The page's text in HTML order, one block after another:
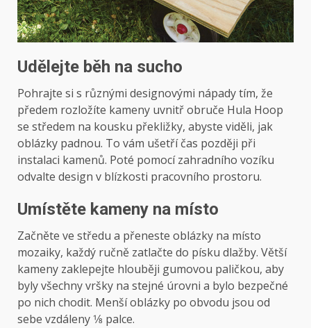
Udělejte běh na sucho
Pohrajte si s různými designovými nápady tím, že
předem rozložíte kameny uvnitř obruče Hula Hoop
se středem na kousku překližky, abyste viděli, jak
oblázky padnou. To vám ušetří čas později při
instalaci kamenů. Poté pomocí zahradního vozíku
odvalte design v blízkosti pracovního prostoru.
Umístěte kameny na místo
Začněte ve středu a přeneste oblázky na místo
mozaiky, každý ručně zatlačte do písku dlažby. Větší
kameny zaklepejte hlouběji gumovou paličkou, aby
byly všechny vršky na stejné úrovni a bylo bezpečné
po nich chodit. Menší oblázky po obvodu jsou od
sebe vzdáleny 1⁄8 palce.